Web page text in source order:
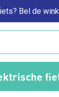
Bel de